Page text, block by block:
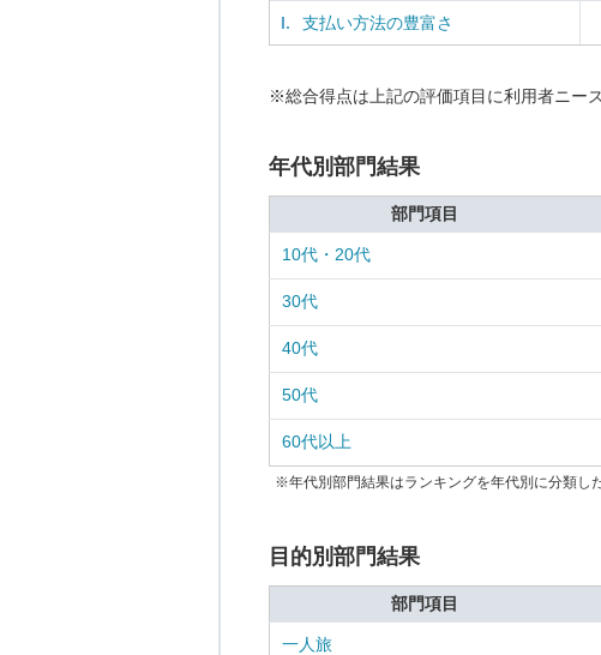
I. 支払い方法の豊富さ
※総合得点は上記の評価項目に利用者ニー
年代別部門結果
部門項目
10代・20代
30代
40代
50代
60代以上
※年代別部門結果はランキングを年代別に分類し
目的別部門結果
部門項目
一人旅